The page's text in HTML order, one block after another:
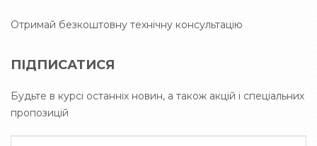
Отримай безкоштовну технічну консультацію
ПІДПИСАТИСЯ
Будьте в курсі останніх новин, а також акцій і спеціальних
пропозицій